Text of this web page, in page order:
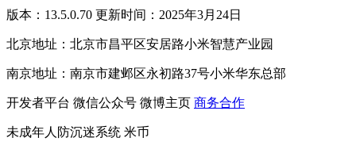
版本：13.5.0.70 更新时间：2025年3月24日
北京地址：北京市昌平区安居路小米智慧产业园
南京地址：南京市建邺区永初路37号小米华东总部
开发者平台 微信公众号 微博主页 商务合作
未成年人防沉迷系统 米币